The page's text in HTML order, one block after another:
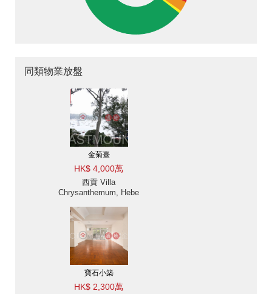
同類物業放盤
金菊臺
HK$ 4,000萬
西貢 Villa
Chrysanthemum, Hebe
出售及出租-海景, 高樓底
出售單位
寶石小築
HK$ 2,300萬